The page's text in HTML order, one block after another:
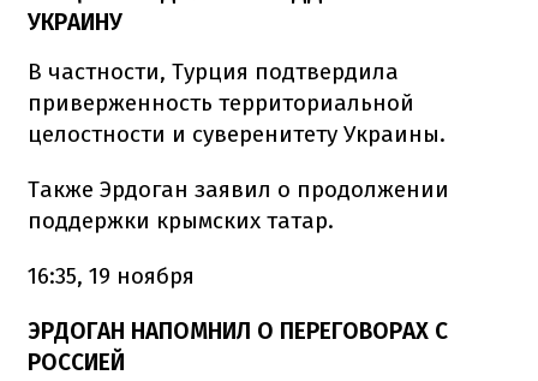
УКРАИНУ
В частности, Турция подтвердила
приверженность территориальной
целостности и суверенитету Украины.
Также Эрдоган заявил о продолжении
поддержки крымских татар.
16:35, 19 ноября
ЭРДОГАН НАПОМНИЛ О ПЕРЕГОВОРАХ С
РОССИЕЙ